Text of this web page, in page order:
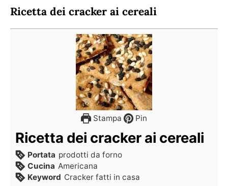
Ricetta dei cracker ai cereali
Stampa Pin
Ricetta dei cracker ai cereali
Portata prodotti da forno
Cucina Americana
Keyword Cracker fatti in casa